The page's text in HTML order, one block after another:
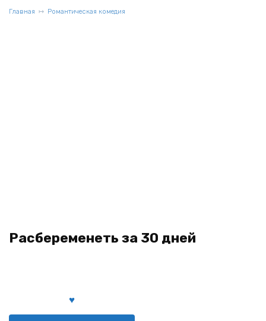
Главная Романтическая комедия
Расбеременеть за 30 дней